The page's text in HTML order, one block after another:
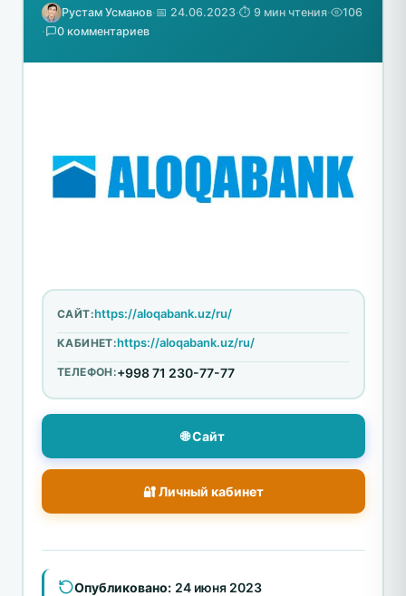
Рустам Усманов·📅 24.06.2023·⏱️ 9 мин чтения·
106
·
0 комментариев
САЙТ:https://aloqabank.uz/ru/
КАБИНЕТ:https://aloqabank.uz/ru/
ТЕЛЕФОН:+998 71 230-77-77
🌐 Сайт
🔐 Личный кабинет
Опубликовано: 24 июня 2023